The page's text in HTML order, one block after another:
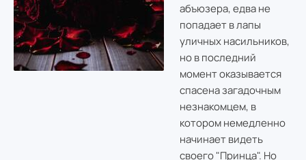
абъюзера, едва не
попадает в лапы
уличных насильников,
но в последний
момент оказывается
спасена загадочным
незнакомцем, в
котором немедленно
начинает видеть
своего "Принца". Но